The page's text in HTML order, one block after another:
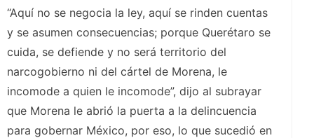
“Aquí no se negocia la ley, aquí se rinden cuentas
y se asumen consecuencias; porque Querétaro se
cuida, se defiende y no será territorio del
narcogobierno ni del cártel de Morena, le
incomode a quien le incomode”, dijo al subrayar
que Morena le abrió la puerta a la delincuencia
para gobernar México, por eso, lo que sucedió en